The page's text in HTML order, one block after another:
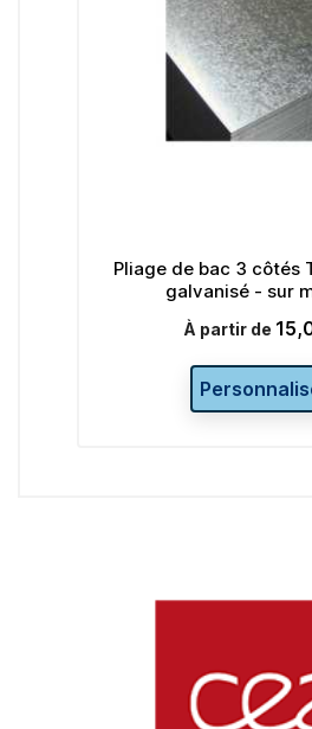
bac 3 côtés Tôle en acier
- sur mesure